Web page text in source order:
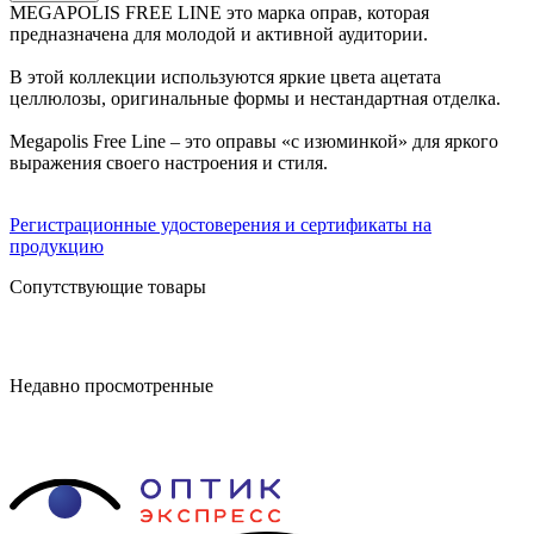
MEGAPOLIS FREE LINE это марка оправ, которая
предназначена для молодой и активной аудитории.
В этой коллекции используются яркие цвета ацетата
целлюлозы, оригинальные формы и нестандартная отделка.
Megapolis Free Line – это оправы «с изюминкой» для яркого
выражения своего настроения и стиля.
Регистрационные удостоверения и сертификаты на
продукцию
Сопутствующие товары
Недавно просмотренные